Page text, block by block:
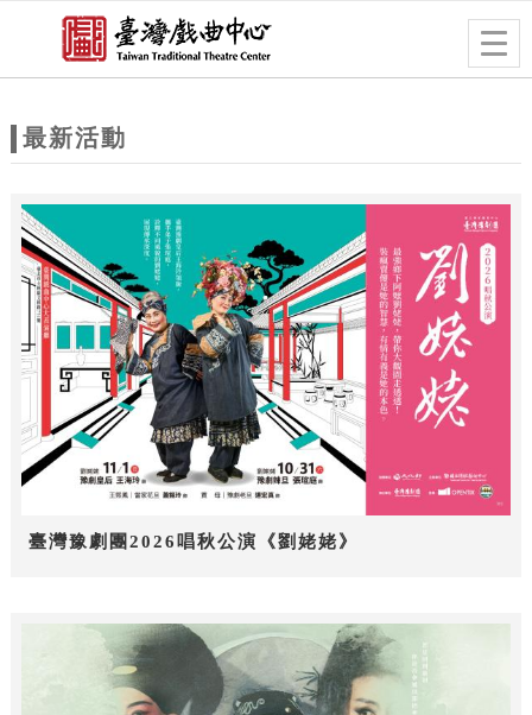
站
題
跳到主要內容
網站導覽
最新活動
臺灣豫劇團2026唱秋公演《劉姥姥》